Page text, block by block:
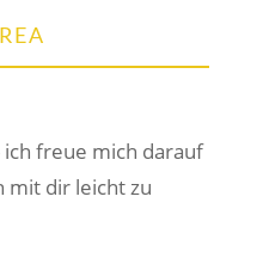
freue mich darauf
mit dir leicht zu